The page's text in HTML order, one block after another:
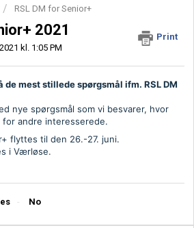
RSL DM for Senior+
2021
Print
kl. 1:05 PM
de mest stillede spørgsmål ifm. RSL DM
nye spørgsmål som vi besvarer, hvor
andre interesserede.
flyttes til den 26.-27. juni.
i Værløse.
No